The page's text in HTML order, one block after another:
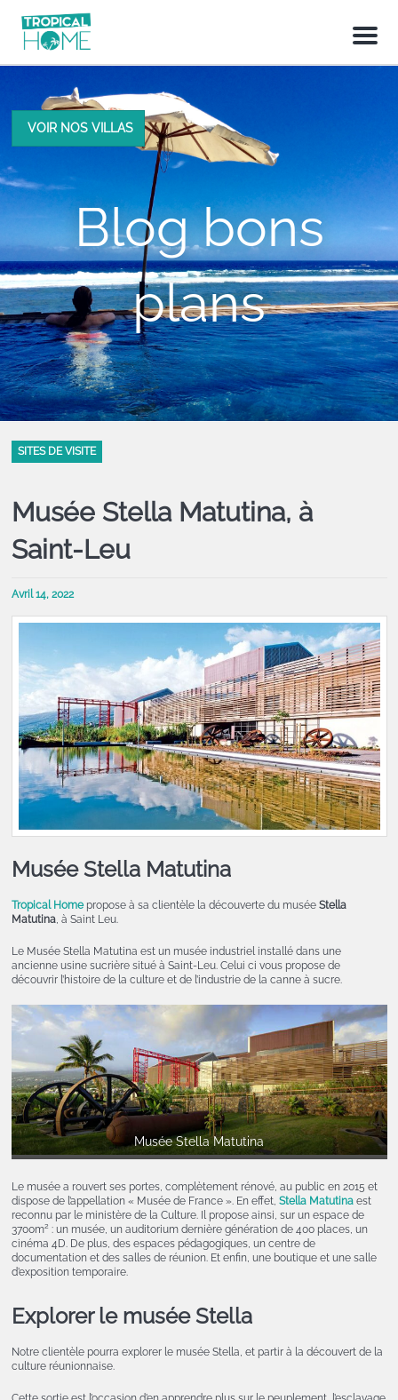
M
n
VOIR NOS VILLAS
Blog bons
plans
SITES DE VISITE
Musée Stella Matutina, à
Saint-Leu
Avril 14, 2022
Musée Stella Matutina
Tropical Homepropose à sa clientèle la découverte du musée Stella
Matutina, à Saint Leu.
Le Musée Stella Matutina est un musée industriel installé dans une
ancienne usine sucrière situé à Saint-Leu. Celui ci vous propose de
découvrir l’histoire de la culture et de l’industrie de la canne à sucre.
Musée Stella Matutina
Le musée a rouvert ses portes, complètement rénové, au public en 2015 et
dispose de l’appellation « Musée de France ». En effet, Stella Matutinaest
reconnu par le ministère de la Culture. Il propose ainsi, sur un espace de
3700m2: un musée, un auditorium dernière génération de 400 places, un
cinéma 4D. De plus, des espaces pédagogiques, un centre de
documentation et des salles de réunion. Et enfin, une boutique et une salle
d’exposition temporaire.
Explorer le musée Stella
Notre clientèle pourra explorer le musée Stella, et partir à la découvert de la
culture réunionnaise.